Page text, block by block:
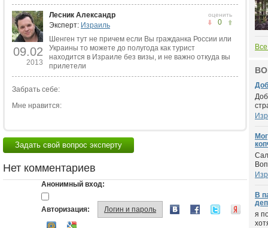
09.02
2013
оценить
0
Лесник Александр
Эксперт: Израиль
Шенген тут не причем если Вы гражданка России или
Украины то можете до полугода как турист
находится в Израиле без визы, и не важно откуда вы
прилетели
Забрать себе:
Мне нравится:
Задать свой вопрос эксперту
Нет комментариев
Анонимный вход:
Авторизация: Логин и пароль
В
я